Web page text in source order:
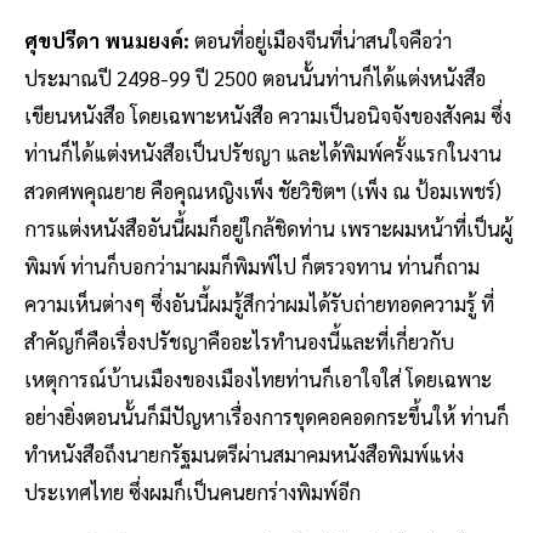
ศุขปรีดา พนมยงค์: ตอนที่อยู่เมืองจีนที่น่าสนใจคือว่า
ประมาณปี 2498-99 ปี 2500 ตอนนั้นท่านก็ได้แต่งหนังสือ
เขียนหนังสือ โดยเฉพาะหนังสือ ความเป็นอนิจจังของสังคม ซึ่ง
ท่านก็ได้แต่งหนังสือเป็นปรัชญา และได้พิมพ์ครั้งแรกในงาน
สวดศพคุณยาย คือคุณหญิงเพ็ง ชัยวิชิตฯ (เพ็ง ณ ป้อมเพชร์)
การแต่งหนังสืออันนี้ผมก็อยู่ใกล้ชิดท่าน เพราะผมหน้าที่เป็นผู้
พิมพ์ ท่านก็บอกว่ามาผมก็พิมพ์ไป ก็ตรวจทาน ท่านก็ถาม
ความเห็นต่างๆ ซึ่งอันนี้ผมรู้สึกว่าผมได้รับถ่ายทอดความรู้ ที่
สำคัญก็คือเรื่องปรัชญาคืออะไรทำนองนี้และที่เกี่ยวกับ
เหตุการณ์บ้านเมืองของเมืองไทยท่านก็เอาใจใส่ โดยเฉพาะ
อย่างยิ่งตอนนั้นก็มีปัญหาเรื่องการขุดคอคอดกระขึ้นให้ ท่านก็
ทำหนังสือถึงนายกรัฐมนตรีผ่านสมาคมหนังสือพิมพ์แห่ง
ประเทศไทย ซึ่งผมก็เป็นคนยกร่างพิมพ์อีก